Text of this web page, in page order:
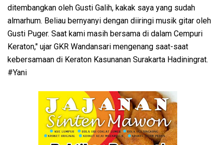
ditembangkan oleh Gusti Galih, kakak saya yang sudah
almarhum. Beliau bernyanyi dengan diiringi musik gitar oleh
Gusti Puger. Saat kami masih bersama di dalam Cempuri
Keraton," ujar GKR Wandansari mengenang saat-saat
kebersamaan di Keraton Kasunanan Surakarta Hadiningrat.
#Yani